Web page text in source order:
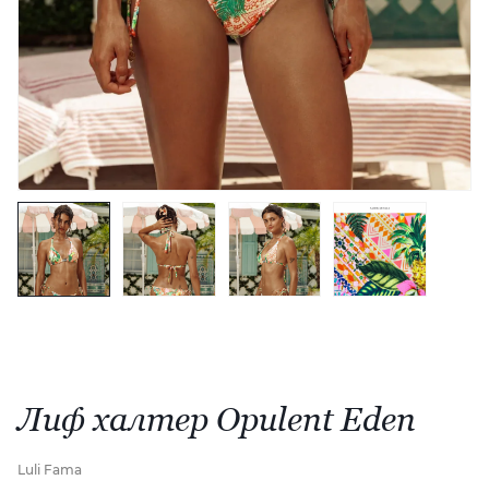
Лиф халтер Opulent Eden
Luli Fama